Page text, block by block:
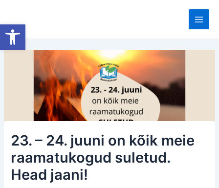
Open toolbar
content
Main
23. – 24. juuni on kõik meie
raamatukogud suletud.
Head jaani!